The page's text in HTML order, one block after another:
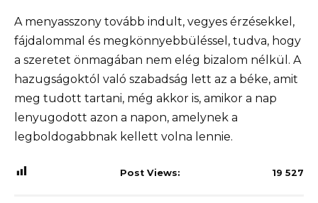
A menyasszony tovább indult, vegyes érzésekkel,
fájdalommal és megkönnyebbüléssel, tudva, hogy
a szeretet önmagában nem elég bizalom nélkül. A
hazugságoktól való szabadság lett az a béke, amit
meg tudott tartani, még akkor is, amikor a nap
lenyugodott azon a napon, amelynek a
legboldogabbnak kellett volna lennie.
Post Views: 19 527